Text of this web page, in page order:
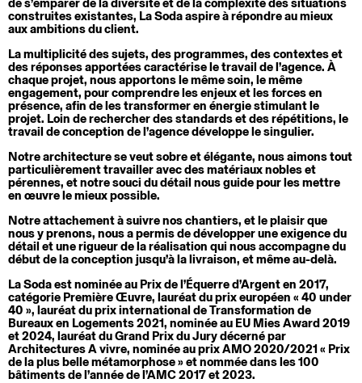
de s’emparer de la diversité et de la complexité des situations
construites existantes, La Soda aspire à répondre au mieux
aux ambitions du client.
La multiplicité des sujets, des programmes, des contextes et
des réponses apportées caractérise le travail de l’agence. À
chaque projet, nous apportons le même soin, le même
engagement, pour comprendre les enjeux et les forces en
présence, afin de les transformer en énergie stimulant le
projet. Loin de rechercher des standards et des répétitions, le
travail de conception de l’agence développe le singulier.
Notre architecture se veut sobre et élégante, nous aimons tout
particulièrement travailler avec des matériaux nobles et
pérennes, et notre souci du détail nous guide pour les mettre
en œuvre le mieux possible.
Notre attachement à suivre nos chantiers, et le plaisir que
nous y prenons, nous a permis de développer une exigence du
détail et une rigueur de la réalisation qui nous accompagne du
début de la conception jusqu’à la livraison, et même au-delà.
La Soda est nominée au Prix de l’Équerre d’Argent en 2017,
catégorie Première Œuvre, lauréat du prix européen « 40 under
40 », lauréat du prix international de Transformation de
Bureaux en Logements 2021, nominée au EU Mies Award 2019
et 2024, lauréat du Grand Prix du Jury décerné par
Architectures A vivre, nominée au prix AMO 2020/2021 « Prix
de la plus belle métamorphose » et nommée dans les 100
bâtiments de l’année de l’AMC 2017 et 2023.